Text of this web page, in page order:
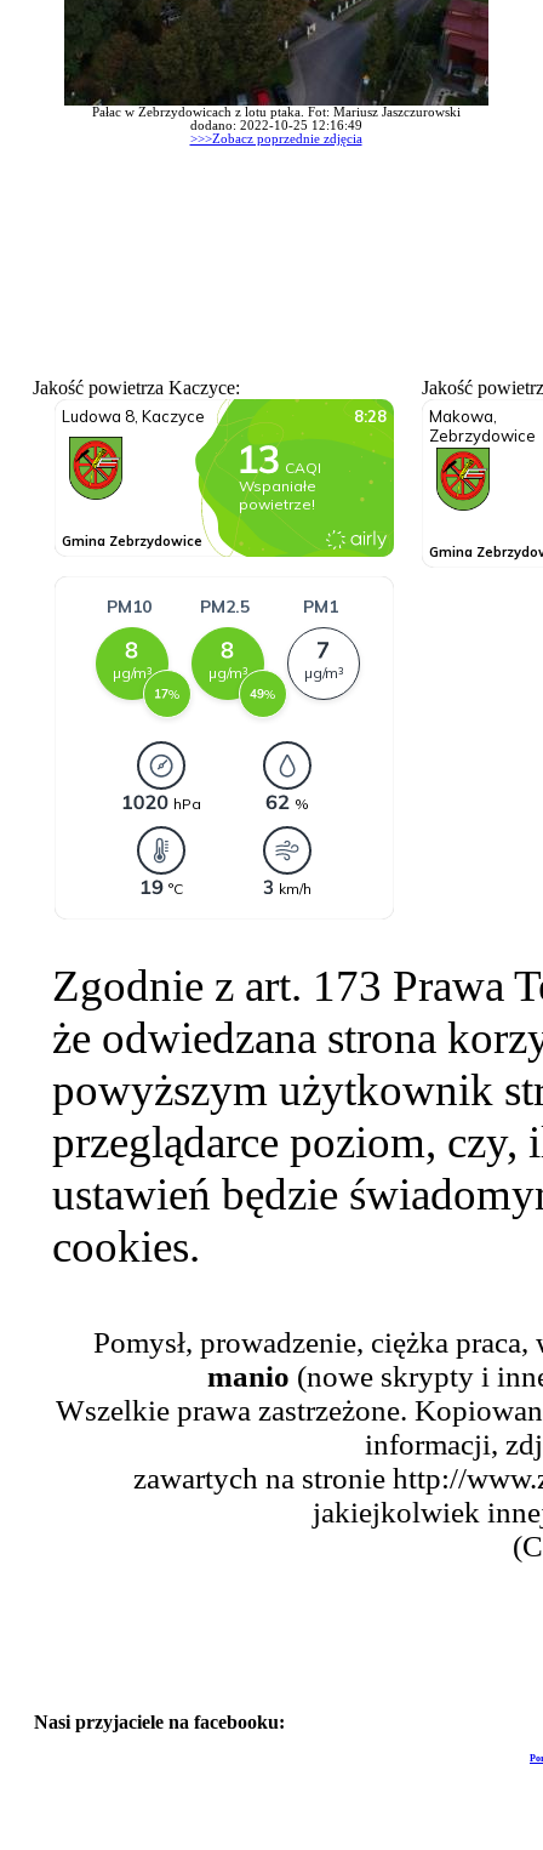
Pałac w Zebrzydowicach z lotu ptaka. Fot: Mariusz Jaszczurowski
dodano: 2022-10-25 12:16:49
>>>Zobacz poprzednie zdjęcia
Jakość powietrza Kaczyce: Jakość
Zgodnie z art. 173 Prawa
że odwiedzana strona
powyższym użytkownik
przeglądarce poziom,
ustawień będzie
cookies.
Pomysł, prowadzenie, ciężka
manio (nowe skrypty i
Wszelkie prawa zastrzeżone.
informacji,
zawartych na stronie http://
jakiejkolwiek
Nasi przyjaciele na facebooku: